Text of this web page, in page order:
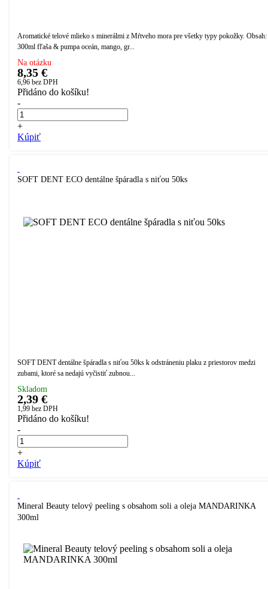
Aromatické telové mlieko s minerálmi z Mŕtveho mora pre všetky typy pokožky. Obsah:
300ml fľaša & pumpa oceán, mango, gr...
Na otázku
8,35 €
6,96 bez DPH
Přidáno do košíku!
-
+
Kúpiť
SOFT DENT ECO dentálne špáradla s niťou 50ks
SOFT DENT dentálne špáradla s niťou 50ks k odstráneniu plaku z priestorov medzi
zubami, ktoré sa nedajú vyčistiť zubnou...
Skladom
2,39 €
1,99 bez DPH
Přidáno do košíku!
-
+
Kúpiť
Mineral Beauty telový peeling s obsahom soli a oleja MANDARINKA
300ml